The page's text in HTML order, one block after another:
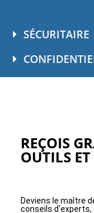
SÉCURITAIRE
REÇOIS
OUTILS
Deviens le maître
conseils